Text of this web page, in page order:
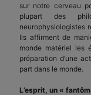
sur notre cerveau
plupart des
neurophysiologistes
Ils affirment de
monde matériel les
préparation d’une
part dans le monde.
L’esprit, un «